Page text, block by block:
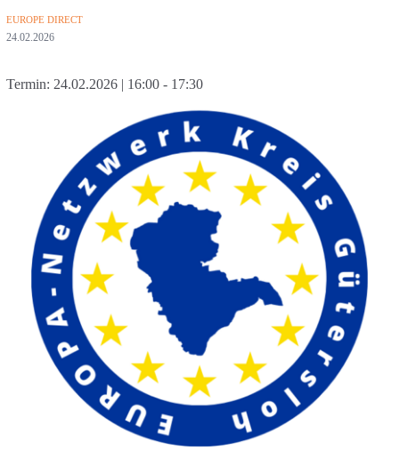
Kategorien
EUROPE DIRECT
Veröffentlichungsdatum
24.02.2026
Termin: 24.02.2026 | 16:00 - 17:30